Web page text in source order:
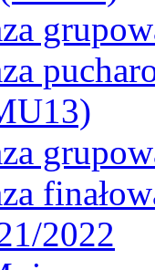
2022